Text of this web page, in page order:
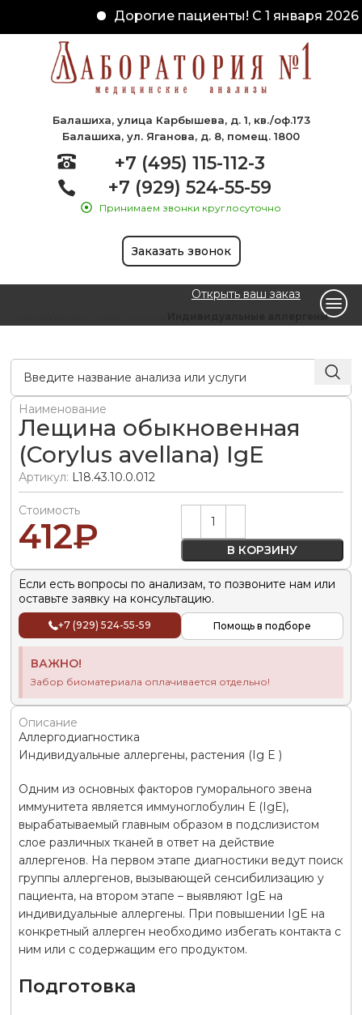
Дорогие пациенты! С 1 января
Балашиха, улица Карбышева, д. 1, кв./оф.173
Балашиха, ул. Яганова, д. 8, помещ. 1800
+7 (495) 115-112-3
+7 (929) 524-55-59
Принимаем звонки круглосуточно
Заказать звонок
Открыть ваш заказ
Индивидуальные аллергены
Наименование
Лещина обыкновенная
(Corylus avellana) IgE
Артикул: L18.43.10.0.012
Стоимость
412₽ В КОРЗИНУ
Alternative:
Если есть вопросы по анализам, то позвоните нам или
оставьте заявку на консультацию.
+7 (929) 524-55-59 Помощь в подборе
ВАЖНО!
Забор биоматериала оплачивается отдельно!
Описание
Аллергодиагностика
Индивидуальные аллергены, растения (Ig E )
Одним из основных факторов гуморального звена
иммунитета является иммуноглобулин Е (IgE),
вырабатываемый главным образом в подслизистом
слое различных тканей в ответ на действие
аллергенов. На первом этапе диагностики ведут поиск
группы аллергенов, вызывающей сенсибилизацию у
пациента, на втором этапе – выявляют IgE на
индивидуальные аллергены. При повышении IgE на
конкретный аллерген необходимо избегать контакта с
ним или с содержащим его продуктом.
Подготовка